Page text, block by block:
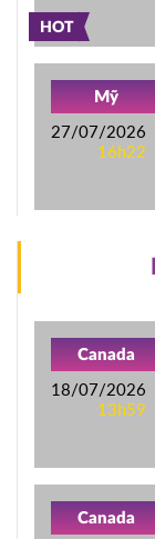
HOT
Mỹ
27/07/2026
16h22
Canada
18/07/2026
13h59
Canada